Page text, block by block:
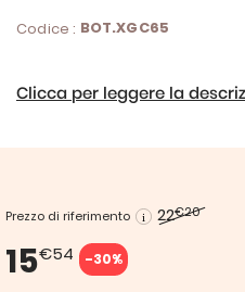
Codice : BOT.XGC65
Clicca per leggere la
Prezzo di riferimento 22€20
15€54 -30%
immagini